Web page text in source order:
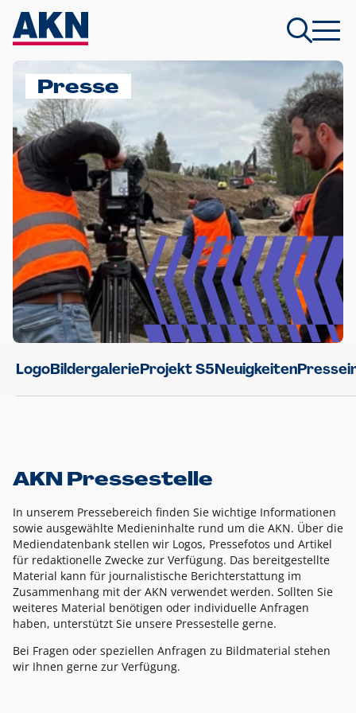
Presse
LogoBildergalerieProjekt S5Neuigkeiten
AKN Pressestelle
In unserem Pressebereich finden Sie wichtige Informationen
sowie ausgewählte Medieninhalte rund um die AKN. Über die
Mediendatenbank stellen wir Logos, Pressefotos und Artikel
für redaktionelle Zwecke zur Verfügung. Das bereitgestellte
Material kann für journalistische Berichterstattung im
Zusammenhang mit der AKN verwendet werden. Sollten Sie
weiteres Material benötigen oder individuelle Anfragen
haben, unterstützt Sie unsere Pressestelle gerne.
Bei Fragen oder speziellen Anfragen zu Bildmaterial stehen
wir Ihnen gerne zur Verfügung.